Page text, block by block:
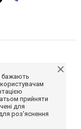
бажають
прийняти
для
роз'яснення